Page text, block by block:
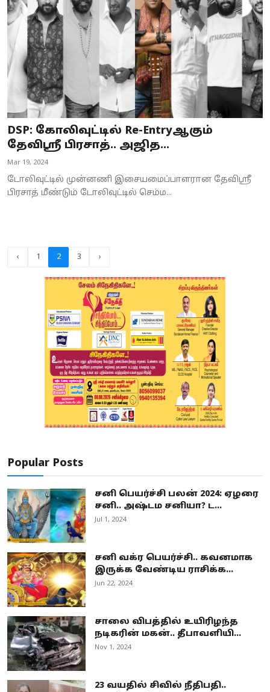
DSP: கோலிவுட்டில் Re-Entryஆகும்
தேவிஸ்ரீ பிரசாத்.. அஜித...
Mar 19, 2024
டோலிவுட்டில் முன்னணி இசையமைப்பாளரான தேவிஸ்ரீ
பிரசாத் மீண்டும் டோலிவுட்டில் செம்ம...
‹ 1 2 3 ›
Popular Posts
சனி பெயர்ச்சி பலன் 2024: ஏழரை
சனி.. அஷ்டம சனியா? ட...
Jul 1, 2024
சனி வக்ர பெயர்ச்சி.. கவனமாக
இருக்க வேண்டிய ராசிக்க...
Jun 22, 2024
சாலை விபத்தில் உயிரிழந்த
நடிகரின் மகன்.. தீபாவளியி...
Nov 1, 2024
23 வயதில் சிவில் நீதிபதி..